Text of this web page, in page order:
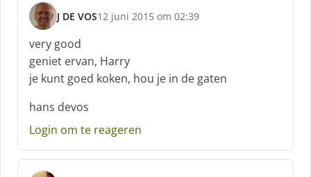
J DE VOS
s
h
r
e
f
:
12 juni 2015 om 02:39
very good
geniet ervan, Harry
je kunt goed koken, hou je in de gaten
hans devos
Login om te reageren